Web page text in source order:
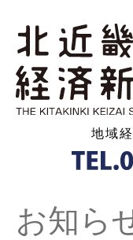
地域
お知ら